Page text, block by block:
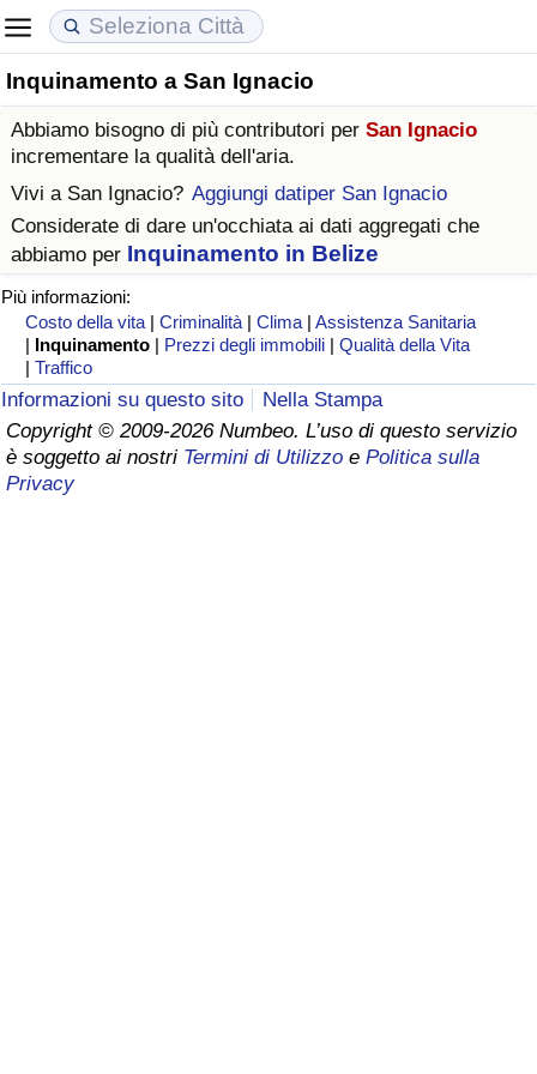
Inquinamento a San Ignacio
Abbiamo bisogno di più contributori per San Ignacio
incrementare la qualità dell'aria.
Vivi a San Ignacio? Aggiungi datiper San Ignacio
Considerate di dare un'occhiata ai dati aggregati che
abbiamo per Inquinamento in Belize
Più informazioni:
Costo della vita |Criminalità |Clima |Assistenza Sanitaria
| Inquinamento | Prezzi degli immobili |Qualità della Vita
|Traffico
Informazioni su questo sito
Nella Stampa
Copyright © 2009-2026 Numbeo. L’uso di questo servizio
è soggetto ai nostri Termini di Utilizzo e Politica sulla
Privacy
Costo della vita
Indice Del Costo Della Vita (corrente)
Indice Del Costo Della Vita
Indice del Costo della Vita per Nazione
ad Aqaba
Prezzi degli immobili
Indice del Prezzo delle Case (Corrente)
Indice del Prezzo delle Case
Indice del Prezzo delle Case per Nazione
Qualità della Vita
Indice della Qualità della Vita
Indice della Qualità della Vita (Corrente)
Indice della qualità della vita per Paese
Criminalità
Indice del Tasso di Criminalità (Corrente)
Indice della Criminalità